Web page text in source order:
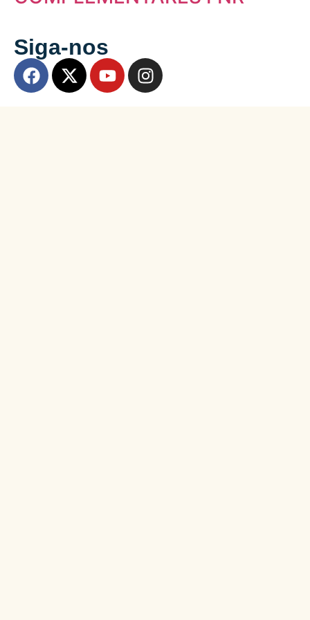
Siga-nos